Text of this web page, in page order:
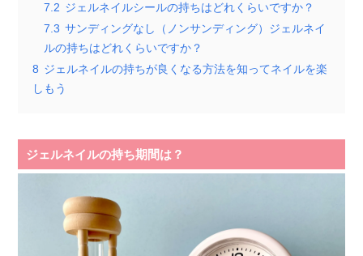
7.2 ジェルネイルシールの持ちはどれくらいですか？
7.3 サンディングなし（ノンサンディング）ジェルネイ
ルの持ちはどれくらいですか？
8 ジェルネイルの持ちが良くなる方法を知ってネイルを楽
しもう
ジェルネイルの持ち期間は？